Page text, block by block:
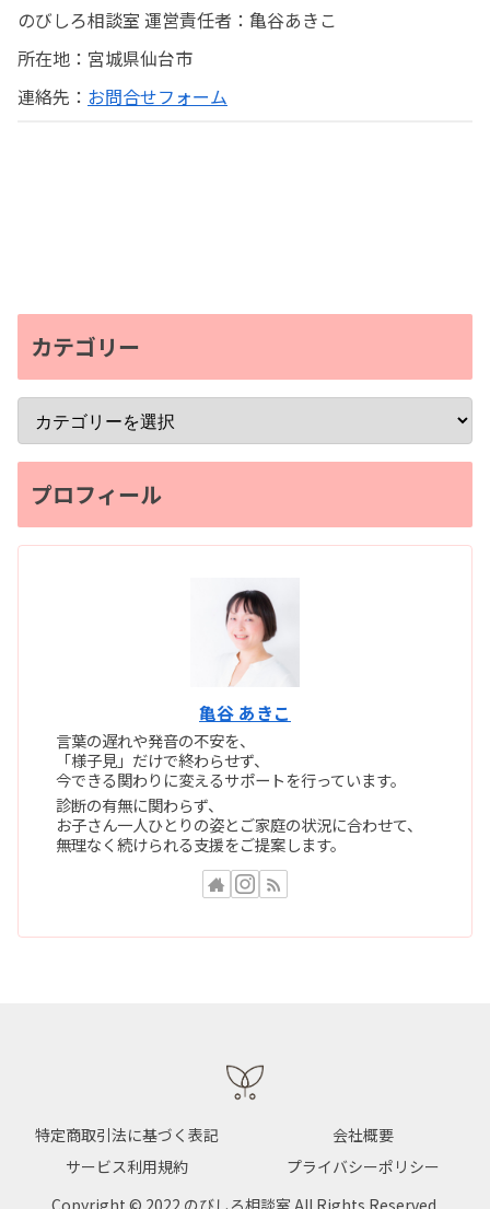
のびしろ相談室 運営責任者：亀谷あきこ
所在地：宮城県仙台市
連絡先： お問合せフォーム
カテゴリー
プロフィール
亀谷 あきこ
言葉の遅れや発音の不安を、
「様子見」だけで終わらせず、
今できる関わりに変えるサポートを行っています。
診断の有無に関わらず、
お子さん一人ひとりの姿とご家庭の状況に合わせて、
無理なく続けられる支援をご提案します。
特定商取引法に基づく表記
会社概要
サービス利用規約
プライバシーポリシー
Copyright © 2022 のびしろ相談室 All Rights Reserved.